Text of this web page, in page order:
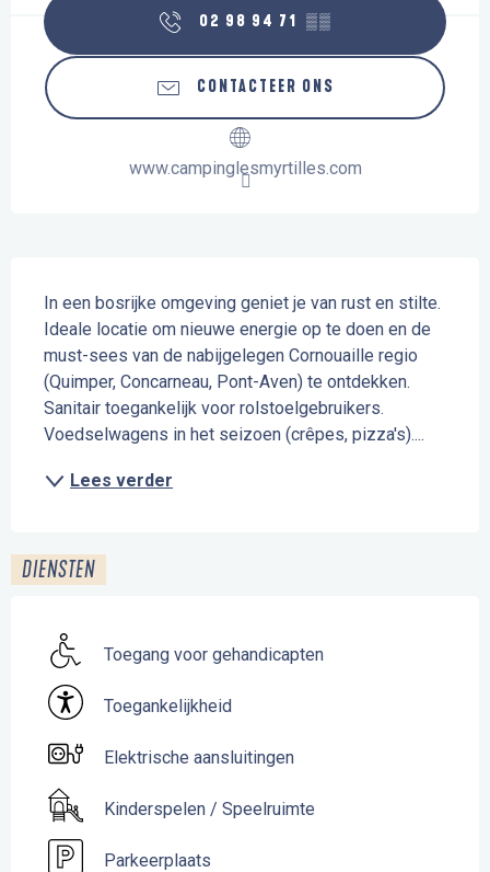
02 98 94 71 ▒▒
CONTACTEER ONS
www.campinglesmyrtilles.com
In een bosrijke omgeving geniet je van rust en stilte.
Ideale locatie om nieuwe energie op te doen en de
must-sees van de nabijgelegen Cornouaille regio
(Quimper, Concarneau, Pont-Aven) te ontdekken.
Sanitair toegankelijk voor rolstoelgebruikers.
Voedselwagens in het seizoen (crêpes, pizza's)....
Lees verder
DIENSTEN
Toegang voor gehandicapten
Toegankelijkheid
Elektrische aansluitingen
Kinderspelen / Speelruimte
Parkeerplaats